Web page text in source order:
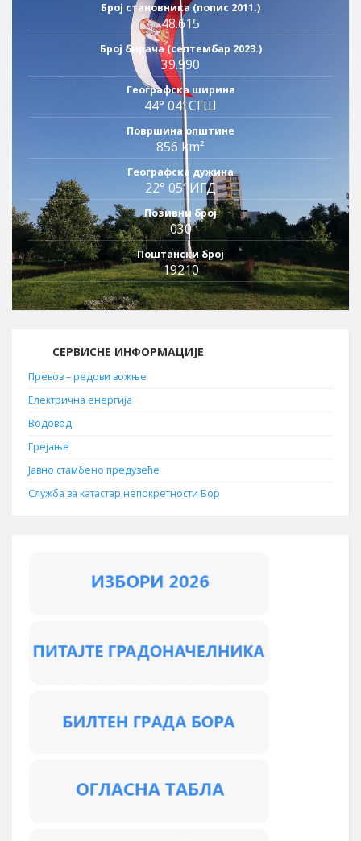
Број становника (попис 2011.)
48.615
Број бирача (септембар 2023.)
39.990
Географска ширина
44° 04′ СГШ
Површина општине
856 km²
Географска дужина
22° 05′ ИГД
Позивни број
030
Поштански број
19210
СЕРВИСНЕ ИНФОРМАЦИЈЕ
Превоз – редови вожње
Електрична енергија
Водовод
Грејање
Јавно стамбено предузеће
Служба за катастар непокретности Бор